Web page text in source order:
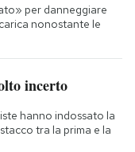
per danneggiare
nonostante le
incerto
hanno indossato la
tra la prima e la